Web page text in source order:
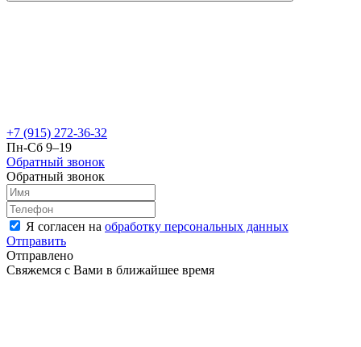
+7 (915) 272-36-32
Пн-Сб 9–19
Обратный звонок
Обратный звонок
Я согласен на обработку персональных данных
Отправить
Отправлено
Свяжемся с Вами в ближайшее время